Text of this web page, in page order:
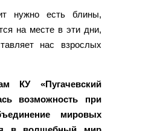
нужно есть блины,
на месте в эти дни,
нас взрослых
КУ «Пугачевский
возможность при
мировых